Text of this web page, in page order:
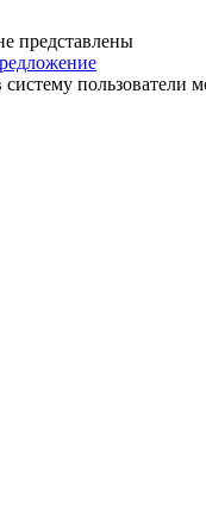
представлены
пользователи